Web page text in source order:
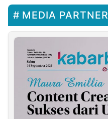
MEDIA PARTNER